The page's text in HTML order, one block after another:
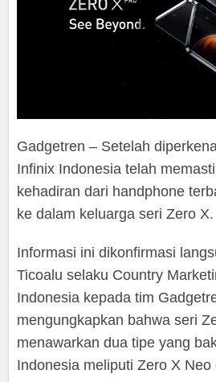
Gadgetren – Setelah
Infinix Indonesia telah
kehadiran dari handphone
ke dalam keluarga seri Zero X.
Informasi ini dikonfirmasi
Ticoalu selaku Country
Indonesia kepada tim
mengungkapkan bahwa seri
menawarkan dua tipe yang
Indonesia meliputi Zero X Neo